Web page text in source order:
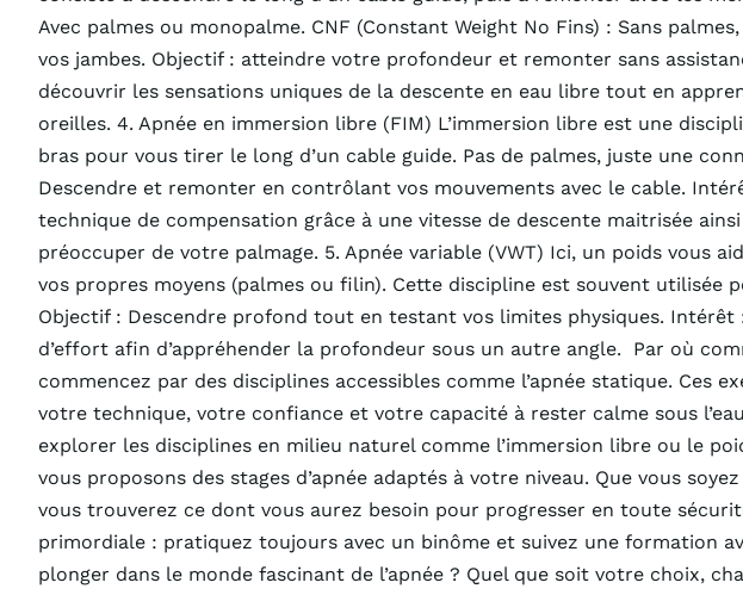
Avec palmes ou monopalme. CNF (Constant Weight No Fins) : Sans
vos jambes. Objectif : atteindre votre profondeur et remonter sans
découvrir les sensations uniques de la descente en eau libre tout en
oreilles. 4. Apnée en immersion libre (FIM) L’immersion libre est une
bras pour vous tirer le long d’un cable guide. Pas de palmes, juste une
Descendre et remonter en contrôlant vos mouvements avec le cable.
technique de compensation grâce à une vitesse de descente maitrisée
préoccuper de votre palmage. 5. Apnée variable (VWT) Ici, un poids vous
vos propres moyens (palmes ou filin). Cette discipline est souvent utilisée
Objectif : Descendre profond tout en testant vos limites physiques. Intérêt
d’effort afin d’appréhender la profondeur sous un autre angle. Par où
commencez par des disciplines accessibles comme l’apnée statique. Ces
votre technique, votre confiance et votre capacité à rester calme sous
explorer les disciplines en milieu naturel comme l’immersion libre ou le
vous proposons des stages d’apnée adaptés à votre niveau. Que vous
vous trouverez ce dont vous aurez besoin pour progresser en toute
primordiale : pratiquez toujours avec un binôme et suivez une formation
plonger dans le monde fascinant de l’apnée ? Quel que soit votre choix,